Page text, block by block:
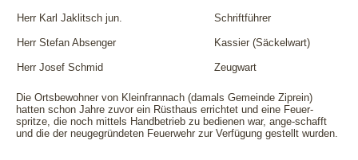
Herr Karl Jaklitsch jun. Schriftführer
Herr Stefan Absenger Kassier (Säckelwart)
Herr Josef Schmid Zeugwart
Die Ortsbewohner von Kleinfrannach (damals Gemeinde Ziprein)
hatten schon Jahre zuvor ein Rüsthaus errichtet und eine Feuer-
spritze, die noch mittels Handbetrieb zu bedienen war, ange-schafft
und die der neugegründeten Feuerwehr zur Verfügung gestellt wurden.